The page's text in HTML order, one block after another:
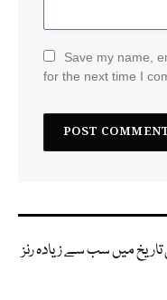
Save my name,
for the next time I
میں سب سے زیادہ رنز